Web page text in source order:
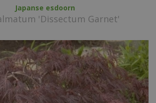
Japanse esdoorn
'Dissectum Garnet'